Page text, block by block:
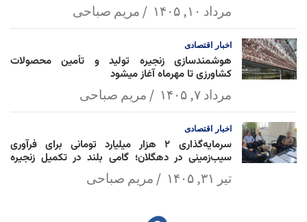
مرداد ۱۰, ۱۴۰۵ مریم صباحی
اخبار اقتصادی
هوشمندسازی زنجیره تولید و تأمین محصولات
کشاورزی تا مهرماه آغاز میشود
مرداد ۷, ۱۴۰۵ مریم صباحی
اخبار اقتصادی
سرمایه‌گذاری ۲ هزار میلیارد تومانی برای فرآوری
سیب‌زمینی در دهگلان؛ گامی بلند در تکمیل زنجیره
ارزش کشاورزیتیر ۳۱, ۱۴۰۵ مریم صباحی